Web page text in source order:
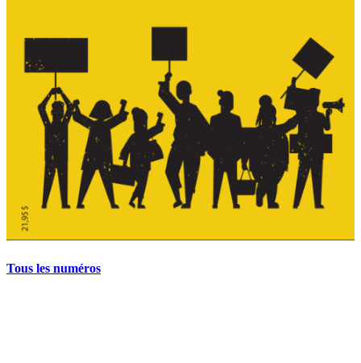
Tous les numéros